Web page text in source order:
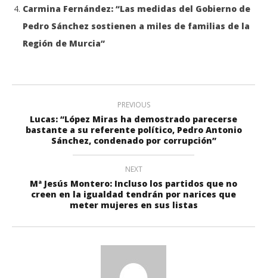
Carmina Fernández: “Las medidas del Gobierno de
Pedro Sánchez sostienen a miles de familias de la
Región de Murcia”
PREVIOUS
Lucas: “López Miras ha demostrado parecerse
bastante a su referente político, Pedro Antonio
Sánchez, condenado por corrupción”
NEXT
Mª Jesús Montero: Incluso los partidos que no
creen en la igualdad tendrán por narices que
meter mujeres en sus listas